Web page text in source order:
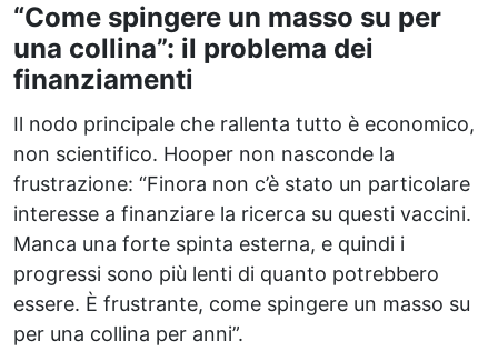
“Come spingere un masso su per
una collina”: il problema dei
finanziamenti
Il nodo principale che rallenta tutto è economico,
non scientifico. Hooper non nasconde la
frustrazione: “Finora non c’è stato un particolare
interesse a finanziare la ricerca su questi vaccini.
Manca una forte spinta esterna, e quindi i
progressi sono più lenti di quanto potrebbero
essere. È frustrante, come spingere un masso su
per una collina per anni”.